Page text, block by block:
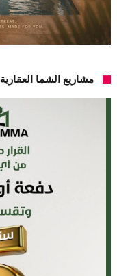
مشاريع الشما العقارية